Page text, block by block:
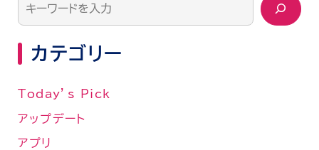
カテゴリー
Today’s Pick
アップデート
アプリ